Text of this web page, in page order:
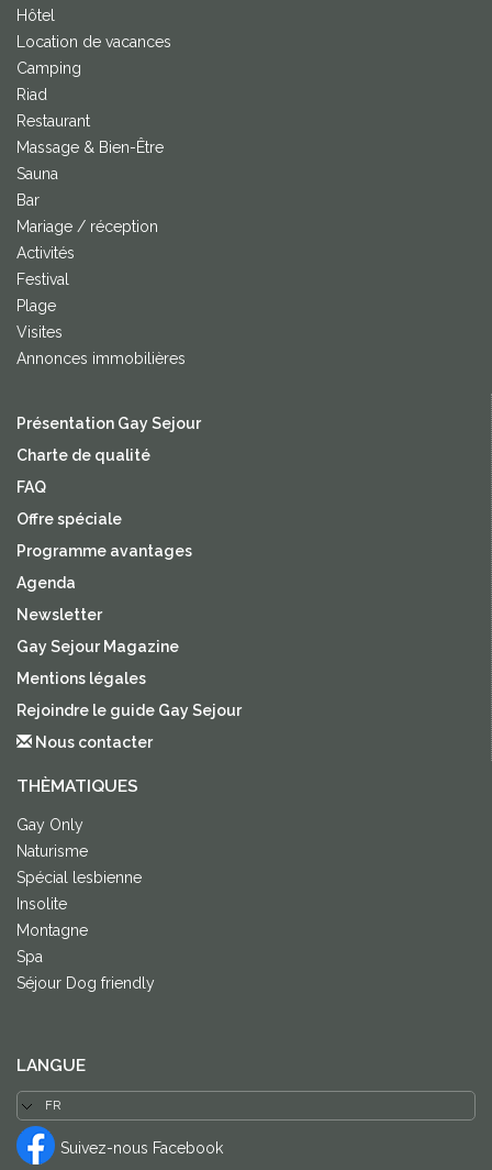
Hôtel
Location de vacances
Camping
Riad
Restaurant
Massage & Bien-Être
Sauna
Bar
Mariage / réception
Activités
Festival
Plage
Visites
Annonces immobilières
Présentation Gay Sejour
Charte de qualité
FAQ
Offre spéciale
Programme avantages
Agenda
Newsletter
Gay Sejour Magazine
Mentions légales
Rejoindre le guide Gay Sejour
Nous contacter
THÈMATIQUES
Gay Only
Naturisme
Spécial lesbienne
Insolite
Montagne
Spa
Séjour Dog friendly
LANGUE
Suivez-nous Facebook